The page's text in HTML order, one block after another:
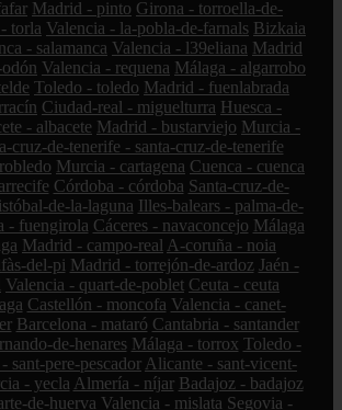
Madrid - pinto Girona - torroella-de-
torla Valencia - la-pobla-de-farnals Bizkaia
- salamanca Valencia - l39eliana Madrid
Valencia - requena Málaga - algarrobo
Toledo - toledo Madrid - fuenlabrada
Ciudad-real - miguelturra Huesca -
- albacete Madrid - bustarviejo Murcia -
cruz-de-tenerife - santa-cruz-de-tenerife
Murcia - cartagena Cuenca - cuenca
Córdoba - córdoba Santa-cruz-de-
de-la-laguna Illes-balears - palma-de-
- fuengirola Cáceres - navaconcejo Málaga
Madrid - campo-real A-coruña - noia
del-pi Madrid - torrejón-de-ardoz Jaén -
Valencia - quart-de-poblet Ceuta - ceuta
Castellón - moncofa Valencia - canet-
Barcelona - mataró Cantabria - santander
de-henares Málaga - torrox Toledo -
sant-pere-pescador Alicante - sant-vicent-
- yecla Almería - níjar Badajoz - badajoz
de-huerva Valencia - mislata Segovia -